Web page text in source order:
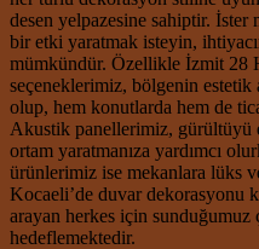
desen yelpazesine sahiptir. İster
bir etki yaratmak isteyin,
mümkündür. Özellikle İzmit 28
seçeneklerimiz, bölgenin estetik
olup, hem konutlarda hem de
Akustik panellerimiz, gürültüyü
ortam yaratmanıza yardımcı
ürünlerimiz ise mekanlara lüks
Kocaeli’de duvar dekorasyonu
arayan herkes için sunduğumuz
hedeflemektedir.